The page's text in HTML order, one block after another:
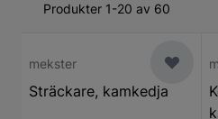
Produkter 1-20 av 60
mekster
Sträckare, kamkedja